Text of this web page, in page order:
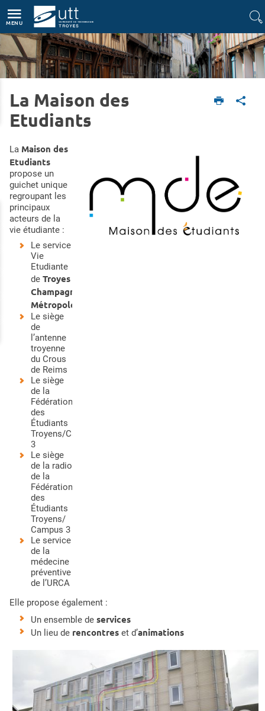
MENU
Accueil Vie du campus Vivre à Troyes
La Maison des
Etudiants
La Maison des
Etudiants
propose un
guichet unique
regroupant les
principaux
acteurs de la
vie étudiante :
Le service
Vie
Etudiante
de Troyes
Champagne
Métropole
Le siège
de
l’antenne
troyenne
du Crous
de Reims
Le siège
de la
Fédération
des
Étudiants
Troyens/Campus
3
Le siège
de la radio
de la
Fédération
des
Étudiants
Troyens/
Campus 3
Le service
de la
médecine
préventive
de l’URCA
Elle propose également :
Un ensemble de services
Un lieu de rencontres et d’animations